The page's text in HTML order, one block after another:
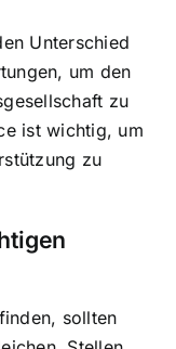
Unterschied
um den
zu
ist wichtig, um
zu
sollten